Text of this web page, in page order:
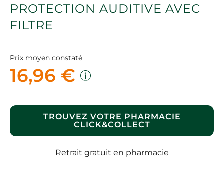
PROTECTION AUDITIVE AVEC
FILTRE
Prix moyen constaté
16,96 €
TROUVEZ VOTRE PHARMACIE
CLICK&COLLECT
Retrait gratuit en pharmacie